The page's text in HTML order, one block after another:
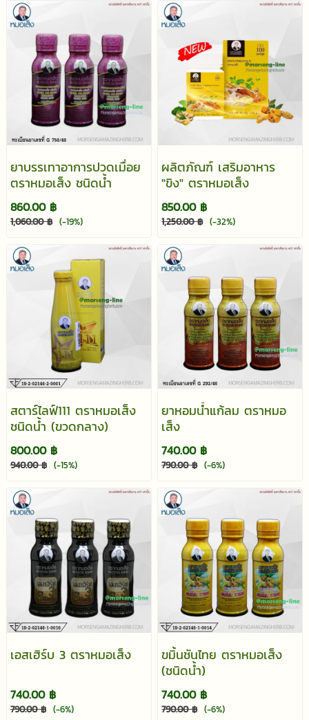
ยาบรรเทาอาการปวดเมื่อย
ตราหมอเส็ง ชนิดน้ำ
860.00 ฿
1,060.00 ฿ (-19%)
ผลิตภัณฑ์ เสริมอาหาร
"ขิง" ตราหมอเส็ง
850.00 ฿
1,250.00 ฿ (-32%)
สตาร์ไลฟ์111 ตราหมอเส็ง
ชนิดน้ำ (ขวดกลาง)
800.00 ฿
940.00 ฿ (-15%)
ยาหอมน้ำแก้ลม ตราหมอ
เส็ง
740.00 ฿
790.00 ฿ (-6%)
เอสเฮิร์บ 3 ตราหมอเส็ง
740.00 ฿
790.00 ฿ (-6%)
ขมิ้นชันไทย ตราหมอเส็ง
(ชนิดน้ำ)
740.00 ฿
790.00 ฿ (-6%)